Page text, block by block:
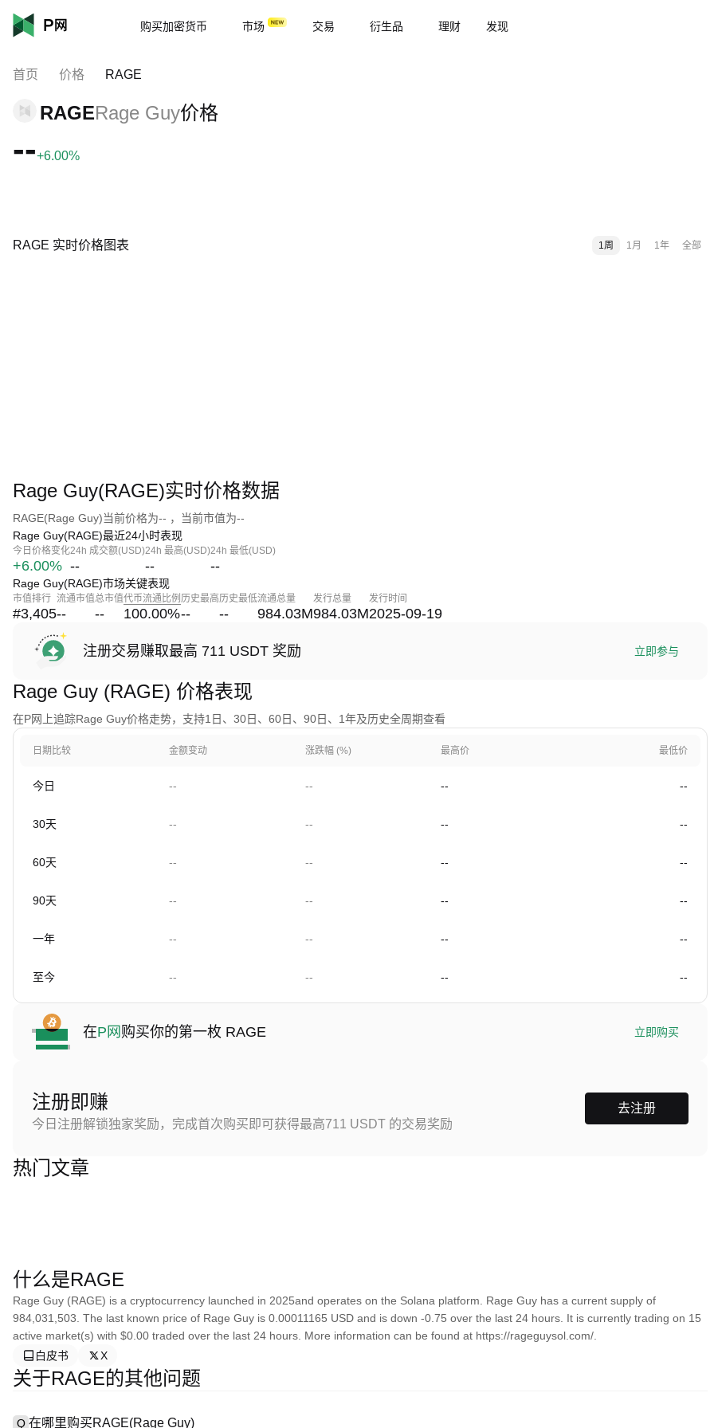
购买加密货币 市场 交易 衍生品 理财 发现
首页 价格 RAGE
RAGERage Guy价格
--+6.00%
RAGE 实时价格图表 1周 1月 1年 全部
Rage Guy(RAGE)实时价格数据
RAGE(Rage Guy)当前价格为-- ，当前市值为--
Rage Guy(RAGE)最近24小时表现
今日价格变化
+6.00%
24h 成交额(USD)
--
24h 最高(USD)
--
24h 最低(USD)
--
Rage Guy(RAGE)市场关键表现
市值排行
#3,405
流通市值
--
总市值
--
代币流通比例
100.00%
历史最高
--
历史最低
--
流通总量
984.03M
发行总量
984.03M
发行时间
2025-09-19
注册交易赚取最高 711 USDT 奖励 立即参与
Rage Guy (RAGE) 价格表现
在P网上追踪Rage Guy价格走势，支持1日、30日、60日、90日、1年及历史全周期查看
日期比较 金额变动 涨跌幅 (%) 最高价 最低价
今日 -- -- -- --
30天 -- -- -- --
60天 -- -- -- --
90天 -- -- -- --
一年 -- -- -- --
至今 -- -- -- --
在P网 购买你的第一枚 RAGE 立即购买
注册即赚
今日注册解锁独家奖励，完成首次购买即可获得最高711 USDT 的交易奖励
去注册
热门文章
什么是RAGE
Rage Guy (RAGE) is a cryptocurrency launched in 2025and operates on the Solana platform. Rage Guy has a current supply of
984,031,503. The last known price of Rage Guy is 0.00011165 USD and is down -0.75 over the last 24 hours. It is currently trading on 15
active market(s) with $0.00 traded over the last 24 hours. More information can be found at https://rageguysol.com/.
白皮书
X
关于RAGE的其他问题
Q 在哪里购买RAGE(Rage Guy)